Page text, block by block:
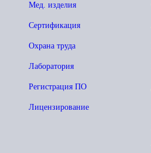
Мед. изделия
Сертификация
Охрана труда
Лаборатория
Регистрация ПО
Лицензирование